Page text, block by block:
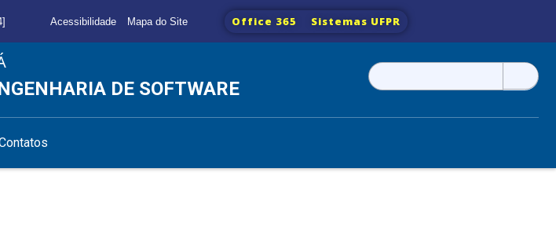
Acessibilidade Mapa do Site Office 365 Sistemas UFPR
DE SOFTWARE
Pesquisar
por: